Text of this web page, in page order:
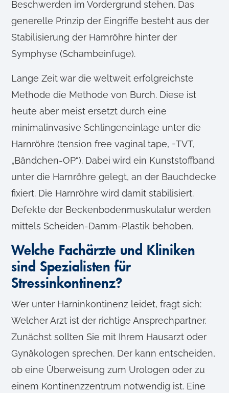
Beschwerden im Vordergrund stehen. Das
generelle Prinzip der Eingriffe besteht aus der
Stabilisierung der Harnröhre hinter der
Symphyse (Schambeinfuge).
Lange Zeit war die weltweit erfolgreichste
Methode die Methode von Burch. Diese ist
heute aber meist ersetzt durch eine
minimalinvasive Schlingeneinlage unter die
Harnröhre (tension free vaginal tape, =TVT,
„Bändchen-OP“). Dabei wird ein Kunststoffband
unter die Harnröhre gelegt, an der Bauchdecke
fixiert. Die Harnröhre wird damit stabilisiert.
Defekte der Beckenbodenmuskulatur werden
mittels Scheiden-Damm-Plastik behoben.
Welche Fachärzte und Kliniken
sind Spezialisten für
Stressinkontinenz?
Wer unter Harninkontinenz leidet, fragt sich:
Welcher Arzt ist der richtige Ansprechpartner.
Zunächst sollten Sie mit Ihrem Hausarzt oder
Gynäkologen sprechen. Der kann entscheiden,
ob eine Überweisung zum Urologen oder zu
einem Kontinenzzentrum notwendig ist. Eine